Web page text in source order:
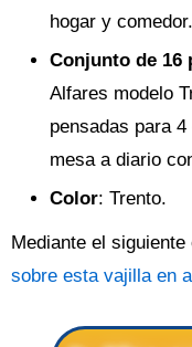
hogar y comedor.
Conjunto de 16
Alfares modelo
pensadas para
mesa a diario
Color: Trento.
Mediante el
sobre esta vajilla en